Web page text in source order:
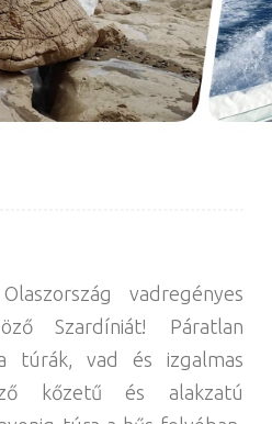
vadregényes
Szardíniát! Páratlan
túrák, vad és izgalmas
kőzetű és alakzatú